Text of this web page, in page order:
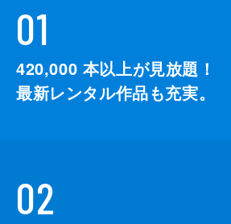
01
420,000 本以上が見放題！
最新レンタル作品も充実。
02